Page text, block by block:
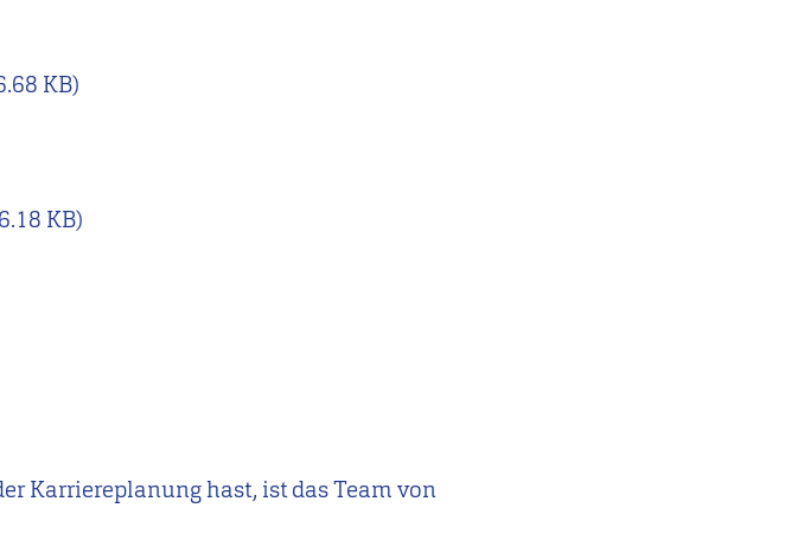
KB)
KB)
Karriereplanung hast, ist das Team von